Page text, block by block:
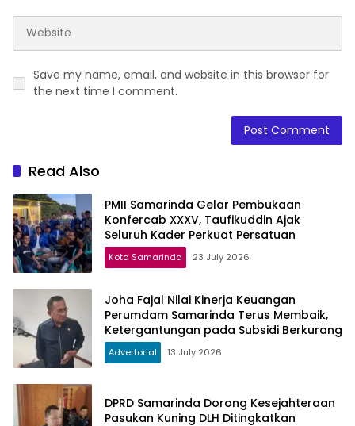
Save my name, email, and website in this browser for
the next time I comment.
Read Also
PMII Samarinda Gelar Pembukaan
Konfercab XXXV, Taufikuddin Ajak
Seluruh Kader Perkuat Persatuan
Kota Samarinda 23 July 2026
Joha Fajal Nilai Kinerja Keuangan
Perumdam Samarinda Terus Membaik,
Ketergantungan pada Subsidi Berkurang
Advertorial 13 July 2026
DPRD Samarinda Dorong Kesejahteraan
Pasukan Kuning DLH Ditingkatkan